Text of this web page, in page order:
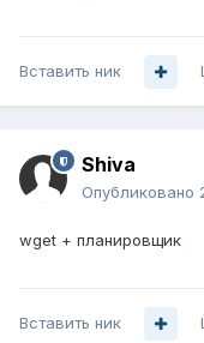
Вставить ник
Shiva
Опубликовано
wget + планировщик
Вставить ник